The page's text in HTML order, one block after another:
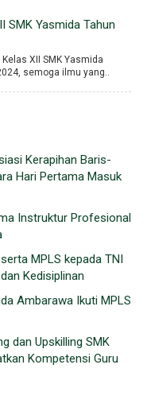
SMK Yasmida Tahun
XII SMK Yasmida
semoga ilmu yang..
Kerapihan Baris-
Hari Pertama Masuk
Instruktur Profesional
MPLS kepada TNI
Kedisiplinan
Ambarawa Ikuti MPLS
dan Upskilling SMK
Kompetensi Guru